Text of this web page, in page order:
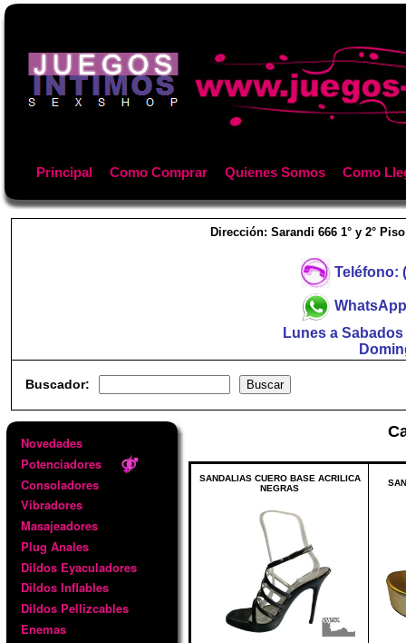
Principal Como Comprar Quienes Somos Como
Dirección: Sarandi 666 1° y 2°
Teléfono:
Lunes a
Buscador:
Novedades
Potenciadores
Consoladores
Vibradores
Masajeadores
Plug Anales
Dildos Eyaculadores
Dildos Inflables
Dildos Pellizcables
Enemas
SANDALIAS CUERO BASE ACRILICA
NEGRAS